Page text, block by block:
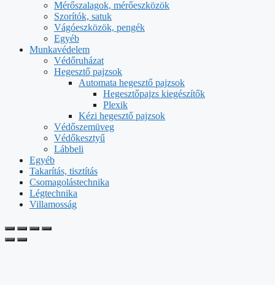
Mérőszalagok, mérőeszközök
Szorítók, satuk
Vágóeszközök, pengék
Egyéb
Munkavédelem
Védőruházat
Hegesztő pajzsok
Automata hegesztő pajzsok
Hegesztőpajzs kiegészítők
Plexik
Kézi hegesztő pajzsok
Védőszemüveg
Védőkesztyű
Lábbeli
Egyéb
Takarítás, tisztítás
Csomagolástechnika
Légtechnika
Villamosság